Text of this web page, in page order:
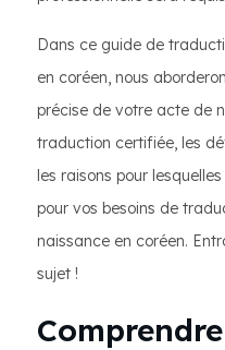
Dans ce guide de
en coréen, nous
précise de votre acte de
traduction certifiée, les
les raisons pour
pour vos besoins de
naissance en coréen.
sujet !